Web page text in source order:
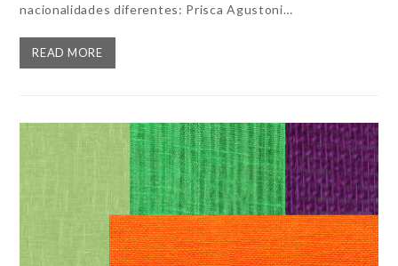
nacionalidades diferentes: Prisca Agustoni…
READ MORE